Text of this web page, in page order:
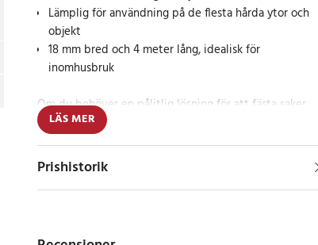
Lämplig för användning på de flesta hårda ytor och
objekt
18 mm bred och 4 meter lång, idealisk för
inomhusbruk
Om du behöver en pålitlig lösning för att fästa saker
på plats, är vår dubbelhäftande skumtejp det perfekta
valet. Med sin starka vidhäftning kan den säkert hålla
skyltar, krokar och mer på plats.
Flexibilitet och styrka i en roll
Denna dubbelhäftande tejp är inte bara stark, den är
LÄS MER
Prishistorik